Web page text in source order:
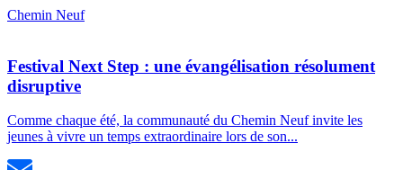
Chemin Neuf
Festival Next Step : une évangélisation résolument
disruptive
Comme chaque été, la communauté du Chemin Neuf invite les
jeunes à vivre un temps extraordinaire lors de son...